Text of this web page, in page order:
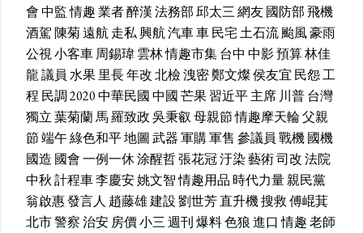
會中監情趣業者醉漢法務部邱太三網友國防部飛機
酒駕陳菊遠航走私興航汽車車民宅土石流颱風豪雨
公視小客車周錫瑋雲林情趣市集台中 中影預算林佳
龍議員 水果里長年改北檢洩密鄭文燦侯友宜 民怨工
程 民調2020中華民國中國芒果習近平主席 川普台灣
獨立葉菊蘭馬羅致政吳秉叡母親節情趣摩天輪父親
節端午綠色和平地圖武器軍購軍售 參議員 戰機國機
國造 國會一例一休涂醒哲張花冠汙染藝術司改法院
中秋計程車李慶安姚文智情趣用品 時代力量親民黨
翁啟惠發言人 趙藤雄建設劉世芳直升機搜救傅崐萁
北市警察治安房價小三週刊爆料色狼進口 情趣老師